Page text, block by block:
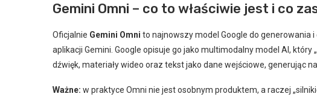
Gemini Omni – co to właściwie jest i co
Oficjalnie Gemini Omni to najnowszy model Google do generowania
aplikacji Gemini. Google opisuje go jako multimodalny model AI,
dźwięk, materiały wideo oraz tekst jako dane wejściowe, generując
Ważne: w praktyce Omni nie jest osobnym produktem, a raczej